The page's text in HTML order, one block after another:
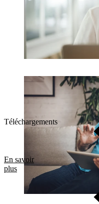
Téléchargements
En savoir
plus